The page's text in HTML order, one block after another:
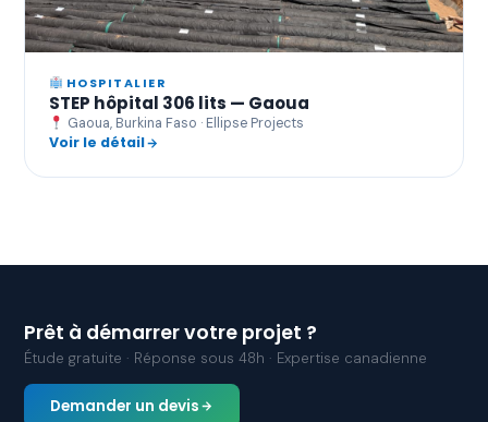
HOSPITALIER
STEP hôpital 306 lits — Gaoua
Gaoua, Burkina Faso · Ellipse Projects
Voir le détail
Prêt à démarrer votre projet ?
Étude gratuite · Réponse sous 48h · Expertise canadienne
Demander un devis